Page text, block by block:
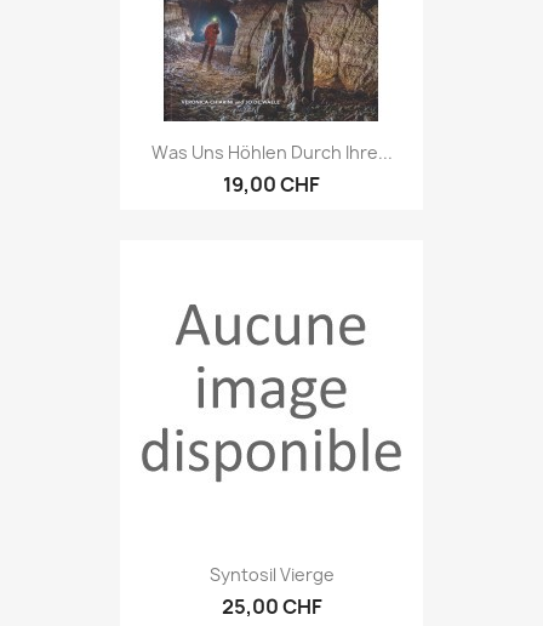
Was Uns Höhlen Durch Ihre...
19,00 CHF
Syntosil Vierge
25,00 CHF